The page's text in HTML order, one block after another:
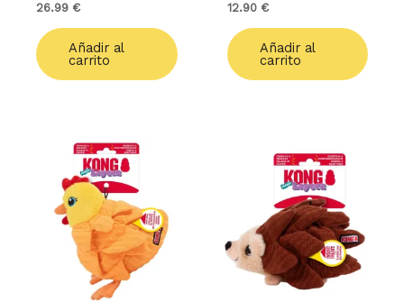
26.99 €
Añadir al
carrito
12.90 €
Añadir al
carrito